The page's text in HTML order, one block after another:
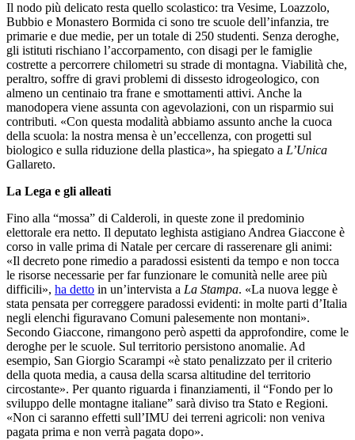
Il nodo più delicato resta quello scolastico: tra Vesime, Loazzolo,
Bubbio e Monastero Bormida ci sono tre scuole dell’infanzia, tre
primarie e due medie, per un totale di 250 studenti. Senza deroghe,
gli istituti rischiano l’accorpamento, con disagi per le famiglie
costrette a percorrere chilometri su strade di montagna. Viabilità che,
peraltro, soffre di gravi problemi di dissesto idrogeologico, con
almeno un centinaio tra frane e smottamenti attivi. Anche la
manodopera viene assunta con agevolazioni, con un risparmio sui
contributi. «Con questa modalità abbiamo assunto anche la cuoca
della scuola: la nostra mensa è un’eccellenza, con progetti sul
biologico e sulla riduzione della plastica», ha spiegato a L’Unica
Gallareto.
La Lega e gli alleati
Fino alla “mossa” di Calderoli, in queste zone il predominio
elettorale era netto. Il deputato leghista astigiano Andrea Giaccone è
corso in valle prima di Natale per cercare di rasserenare gli animi:
«Il decreto pone rimedio a paradossi esistenti da tempo e non tocca
le risorse necessarie per far funzionare le comunità nelle aree più
difficili», ha detto in un’intervista a La Stampa. «La nuova legge è
stata pensata per correggere paradossi evidenti: in molte parti d’Italia
negli elenchi figuravano Comuni palesemente non montani».
Secondo Giaccone, rimangono però aspetti da approfondire, come le
deroghe per le scuole. Sul territorio persistono anomalie. Ad
esempio, San Giorgio Scarampi «è stato penalizzato per il criterio
della quota media, a causa della scarsa altitudine del territorio
circostante». Per quanto riguarda i finanziamenti, il “Fondo per lo
sviluppo delle montagne italiane” sarà diviso tra Stato e Regioni.
«Non ci saranno effetti sull’IMU dei terreni agricoli: non veniva
pagata prima e non verrà pagata dopo».